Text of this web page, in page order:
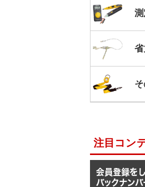
ケーブルグ
電線リール
電動ウイン
スチールワ
F1ライン
よび線グリ
ペンチ
ドライバー
ドリルチャ
ラチェット
ソケットレ
モンキレン
ホールソー
油圧フリー
ビット
ー
ビス
ケーブルタ
圧着端子ミ
幅広柱上安
ワークポ
柱上安全帯
セフティロ
後付ショル
Shuttoシリ
フロアーキ
サイドラッ
検電器・配
メジャー
ベルトスリ
脚立ソック
サビ取りス
注目コン